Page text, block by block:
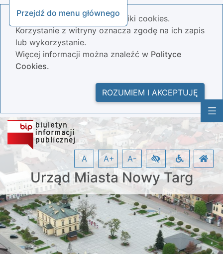
Przejdź do menu głównego
Nasza strona wykorzystuje pliki cookies.
Korzystanie z witryny oznacza zgodę na ich zapis
lub wykorzystanie.
Więcej informacji można znaleźć w Polityce
Cookies.
ROZUMIEM I AKCEPTUJĘ
Urząd Miasta Nowy Targ
A A+ A-